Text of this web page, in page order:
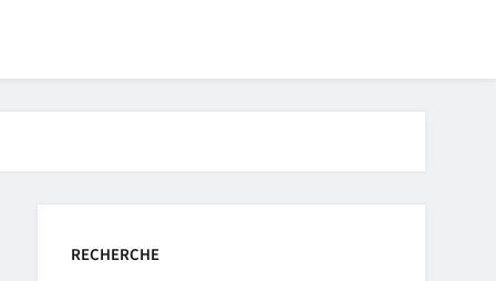
Chinoise dans le Monde du Jeu Vidéo
RECHERCHE